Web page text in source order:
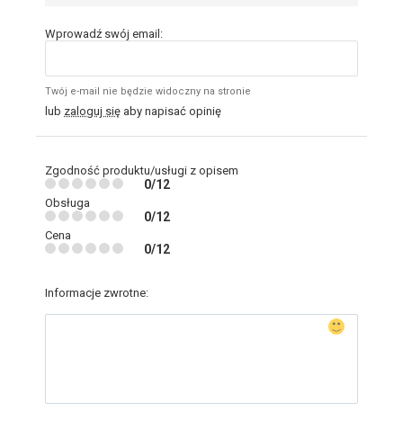
Wprowadź swój email:
Twój e-mail nie będzie widoczny na stronie
lub zaloguj się aby napisać opinię
Zgodność produktu/usługi z opisem
0/12
Obsługa
0/12
Cena
0/12
Informacje zwrotne: